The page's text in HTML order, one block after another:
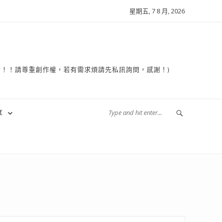
星期五, 7 8 月, 2026
請尊重創作權，若有需求煩請先私訊詢問，感謝！)